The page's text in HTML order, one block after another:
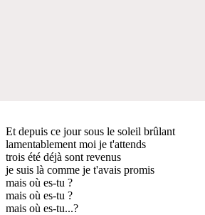
Et depuis ce jour sous le soleil brûlant
lamentablement moi je t'attends
trois été déjà sont revenus
je suis là comme je t'avais promis
mais où es-tu ?
mais où es-tu ?
mais où es-tu...?